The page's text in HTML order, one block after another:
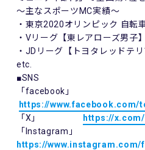
～主なスポーツMC実績～
・東京2020オリンピック 自転
・Vリーグ【東レアローズ男子
・JDリーグ【トヨタレッドテ
etc.
■SNS
「facebook」
https://www.facebook.com/
「X」
https://
「Instagram」
https://